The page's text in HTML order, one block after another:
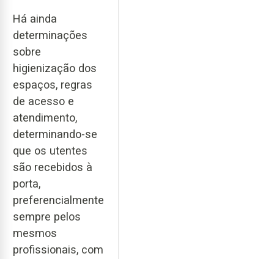
Há ainda
determinações
sobre
higienização dos
espaços, regras
de acesso e
atendimento,
determinando-se
que os utentes
são recebidos à
porta,
preferencialmente
sempre pelos
mesmos
profissionais, com